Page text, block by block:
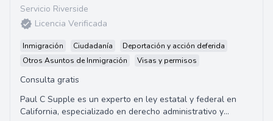
Servicio Riverside
Licencia Verificada
Inmigración Ciudadanía
Deportación y acción deferida
Otros Asuntos de Inmigración
Visas y permisos
Consulta gratis
Paul C Supple es un experto en ley estatal y federal en
California, especializado en derecho administrativo y